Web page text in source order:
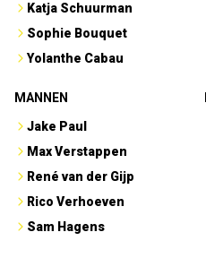
Katja Schuurman
Sophie Bouquet
Yolanthe Cabau
MANNEN
Jake Paul
Max Verstappen
René van der Gijp
Rico Verhoeven
Sam Hagens